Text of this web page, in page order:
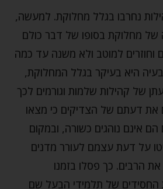
נחרבו בגלל מחלוקת. למעשה,
מחלוקת בסופו של דבר כולם
וחוזרים למוטב ולא משנה עד כמה
היא בעיקר בגלל המחלוקת,
של קהילות שלמות וגורמים לכך
את דעתם של הצדיקים כי מצאו
אינם נוהגים כשורה, ובמקום
על דעת עצמם לעורר מדנים
הרבים. כך פסלו בזמנו
החסידים של תלמידי הבעל שם